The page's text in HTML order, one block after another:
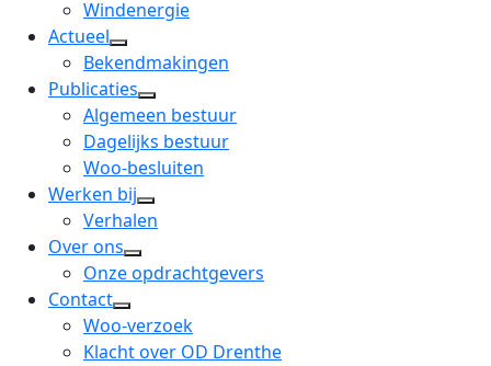
Windenergie
Actueel
open
dropdown
menu
Bekendmakingen
Publicaties
open
dropdown
menu
Algemeen bestuur
Dagelijks bestuur
Woo-besluiten
Werken bij
open
menu
Verhalen
Over ons
open
dropdown
menu
Onze opdrachtgevers
Contact
open
dropdown
Woo-verzoek
Klacht over OD Drenthe